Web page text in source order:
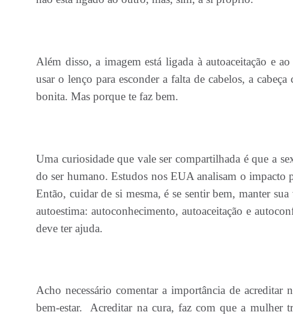
Além disso, a imagem está ligada à autoaceitação e
usar o lenço para esconder a falta de cabelos, a
bonita. Mas porque te faz bem.
Uma curiosidade que vale ser compartilhada é que a
do ser humano. Estudos nos EUA analisam o impacto
Então, cuidar de si mesma, é se sentir bem, manter
autoestima: autoconhecimento, autoaceitação e
deve ter ajuda.
Acho necessário comentar a importância de acreditar
bem-estar. Acreditar na cura, faz com que a mulher